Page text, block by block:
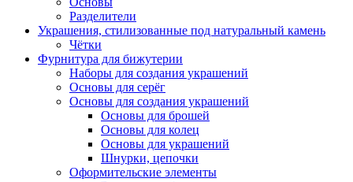
Разделители
Украшения, стилизованные под натуральный камень
Чётки
Фурнитура для бижутерии
Наборы для создания украшений
Основы для серёг
Основы для создания украшений
Основы для брошей
Основы для колец
Основы для украшений
Шнурки, цепочки
Оформительские элементы